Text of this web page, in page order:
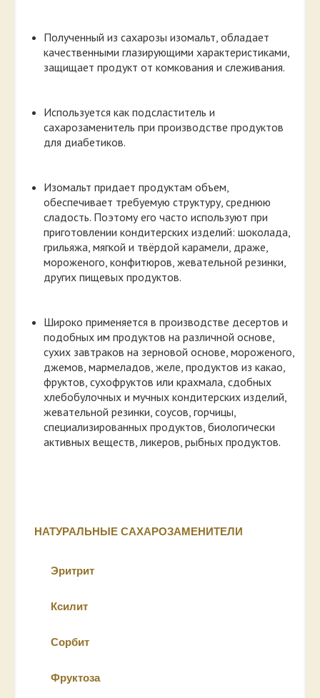
Полученный из сахарозы изомальт, обладает
качественными глазирующими характеристиками,
защищает продукт от комкования и слеживания.
Используется как подсластитель и
сахарозаменитель при производстве продуктов
для диабетиков.
Изомальт придает продуктам объем,
обеспечивает требуемую структуру, среднюю
сладость. Поэтому его часто используют при
приготовлении кондитерских изделий: шоколада,
грильяжа, мягкой и твёрдой карамели, драже,
мороженого, конфитюров, жевательной резинки,
других пищевых продуктов.
Широко применяется в производстве десертов и
подобных им продуктов на различной основе,
сухих завтраков на зерновой основе, мороженого,
джемов, мармеладов, желе, продуктов из какао,
фруктов, сухофруктов или крахмала, сдобных
хлебобулочных и мучных кондитерских изделий,
жевательной резинки, соусов, горчицы,
специализированных продуктов, биологически
активных веществ, ликеров, рыбных продуктов.
НАТУРАЛЬНЫЕ САХАРОЗАМЕНИТЕЛИ
Эритрит
Ксилит
Сорбит
Фруктоза